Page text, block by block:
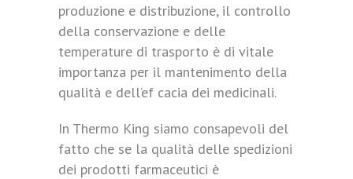
produzione e distribuzione, il controllo
della conservazione e delle
temperature di trasporto è di vitale
importanza per il mantenimento della
qualità e dell’ef cacia dei medicinali.
In Thermo King siamo consapevoli del
fatto che se la qualità delle spedizioni
dei prodotti farmaceutici è